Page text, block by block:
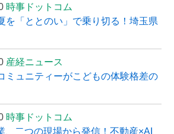
時事ドットコム
を「ととのい」で乗り切る！埼玉県
産経ニュース
ミュニティーがこどもの体験格差の
時事ドットコム
、二つの現場から発信！不動産×AI